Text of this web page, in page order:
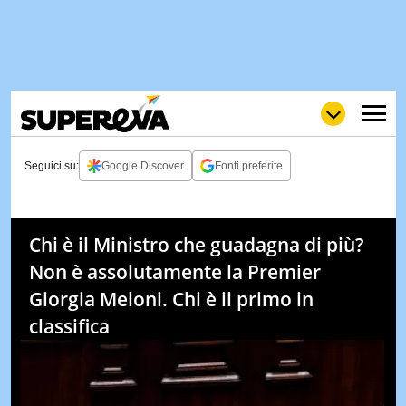
NEWS
STORIE
Seguici su: Google Discover Fonti preferite
Chi è il Ministro che guadagna di più?
Non è assolutamente la Premier
Giorgia Meloni. Chi è il primo in
classifica